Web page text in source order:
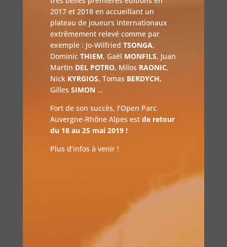
2017 et 2018 en accueillant un
plateau de joueurs internationaux
extrêmement relevé comme par
exemple : Jo-Wilfried TSONGA,
Dominic THIEM, Gaël MONFILS, Juan
Martin DEL POTRO, Milos RAONIC,
Nick KYRGIOS, Tomas BERDYCH,
Gilles SIMON…
Fort de son succès, l’Open Parc
Auvergne-Rhône Alpes est de retour
du 18 au 25 mai 2019 !
Plus d’infos à venir !